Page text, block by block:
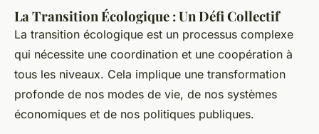
La Transition Écologique : Un Défi Collectif
La transition écologique est un processus complexe
qui nécessite une coordination et une coopération à
tous les niveaux. Cela implique une transformation
profonde de nos modes de vie, de nos systèmes
économiques et de nos politiques publiques.